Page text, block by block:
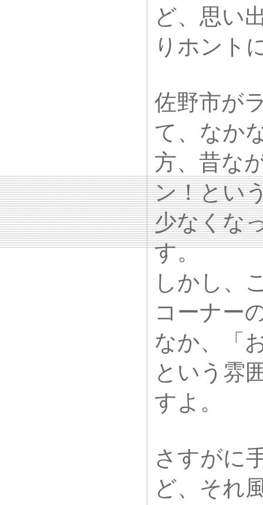
ど、思い
りホント
佐野市が
て、なか
方、昔な
ン！とい
少なくな
す。
しかし、
コーナー
なか、「
という雰
すよ。
さすがに
ど、それ